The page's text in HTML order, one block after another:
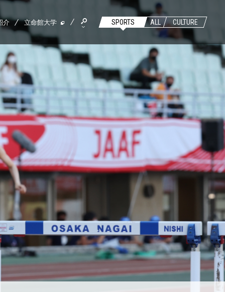
介 立命館大学 SPORTS ALL CULTURE